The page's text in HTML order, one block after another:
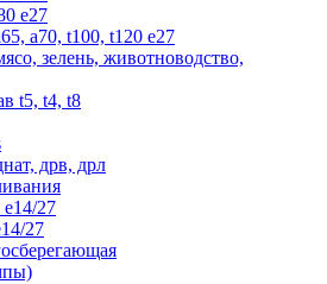
е27
а70, t100, t120 е27
зелень, животноводство,
t5, t4, t8
дрв, дрл
27
27